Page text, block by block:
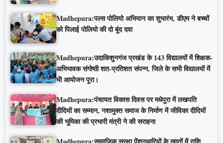
Madhepura:पल्स पोलियो अभियान का शुभारंभ, डीएम ने बच्चों
को पिलाई पोलियो की दो बूंद दवा
Madhepura:उदाकिशुनगंज प्रखंड के 143 विद्यालयों में शिक्षक-
अभिभावक संगोष्ठी शत-प्रतिशत संपन्न, जिले के सभी विद्यालयों में
भी आयोजन पूरा।
Madhepura:पंचायत विकास दिवस पर मधेपुरा में लखपति
दीदियों का सम्मान, नशामुक्त समाज के निर्माण में जीविका दीदियों
की भूमिका की प्रभारी मंत्री ने की सराहना